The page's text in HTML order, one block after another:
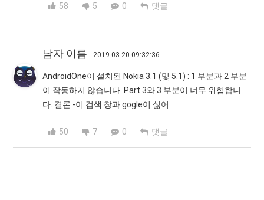
58 5 0 댓글
남자 이름 2019-03-20 09:32:36
AndroidOne이 설치된 Nokia 3.1 (및 5.1) : 1 부분과 2 부분
이 작동하지 않습니다. Part 3와 3 부분이 너무 위험합니
다. 결론 -이 검색 창과 gogle이 싫어.
50 7 0 댓글